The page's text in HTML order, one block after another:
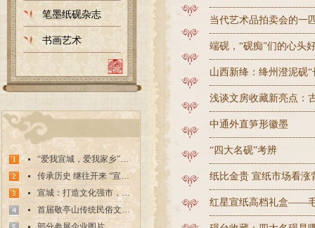
笔墨纸砚杂志
书画艺术
넷 “爱我宣城，爱我家乡”中国文房四宝之乡宣城市首届“生信杯”中小学生书画大赛评选结果
넷 传承历史 继往开来 “宣砚工程”在旌德启动
넷 宣城：打造文化强市，浸润万千民生
넷 首届敬亭山传统民俗文化旅游月开幕
当代艺术品拍卖会的一
端砚，“砚痴”们的心头
山西新绛：绛州澄泥砚
浅谈文房收藏新亮点：
中通外直笋形徽墨
“四大名砚”考辨
纸比金贵 宣纸市场看涨
红星宣纸高档礼盒——